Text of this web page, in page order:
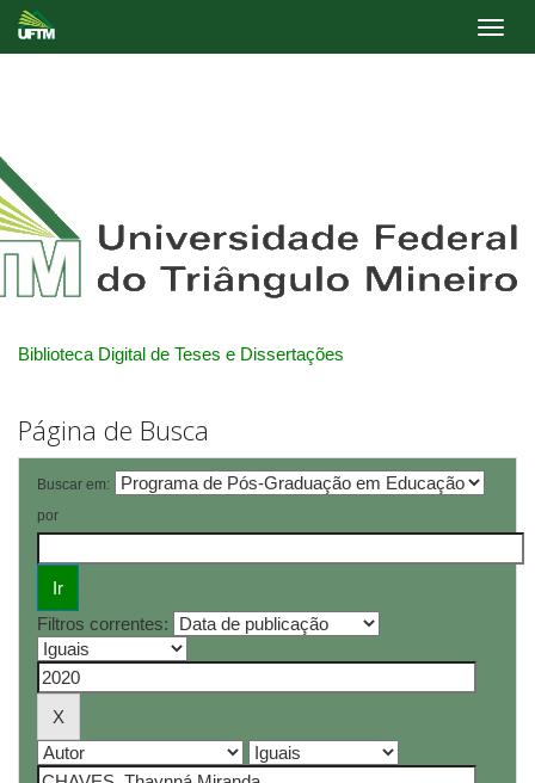
Biblioteca Digital de Teses e Dissertações
Página de Busca
Buscar em:
por
Filtros correntes: